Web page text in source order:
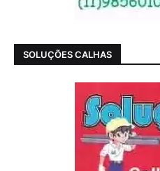
SOLUÇÕES CALHAS